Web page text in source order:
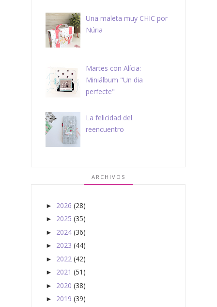
Una maleta muy CHIC por
Núria
Martes con Alícia:
Miniálbum "Un dia
perfecte"
La felicidad del
reencuentro
ARCHIVOS
► 2026 (28)
► 2025 (35)
► 2024 (36)
► 2023 (44)
► 2022 (42)
► 2021 (51)
► 2020 (38)
► 2019 (39)